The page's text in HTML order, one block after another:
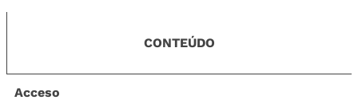
CONTEÚDO
Acceso